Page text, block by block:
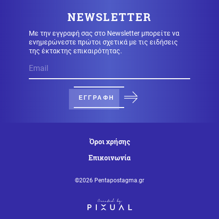
Υγεία 06.08.2026 - 09:56
ΕΟΔΥ: Στα 65 τα κρούσματα του ιού του Δυτικού Νείλου
στην Ελλάδα
Αθλητισμός 06.08.2026 - 09:51
Ο ΠΑΟΚ ρίχνεται στη μάχη με την Άντερλεχτ – Το
σχέδιο Λίσι και το επόμενο βήμα για τη League Phase
06.08.2026 - 09:45
Μυστράς: Σήμερα η νεκροψία στον 90χρονο που
βρέθηκε σε καταψύκτη
Τρεις νεκροί μετά από ρωσικούς βομβαρδισμούς στη
βορειοανατολική Ουκρανία
NEWSLETTER
Με την εγγραφή σας στο Newsletter μπορείτε να
ενημερώνεστε πρώτοι σχετικά με τις ειδήσεις
της έκτακτης επικαιρότητας.
ΕΓΓΡΑΦΗ
Όροι χρήσης
Επικοινωνία
©2026 Pentapostagma.gr